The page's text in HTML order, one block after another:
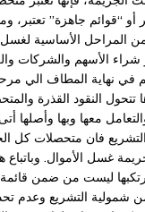
“قوائم جاهزة”
المراحل الأساسية
شراء الأسهم والشركات
في نهاية المطاف الي
النقود القذرة
معها وبها وأصلها
فان متحصلات كل
غسل الأموال. وباتباع
ليست من ضمن
شمولية التشريع وعدم